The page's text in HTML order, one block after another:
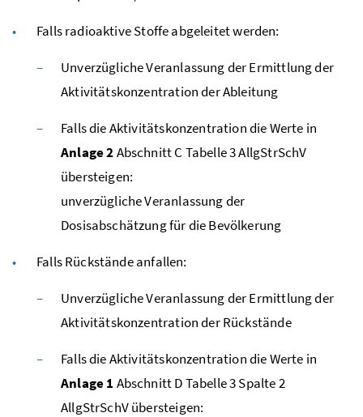
Falls radioaktive Stoffe abgeleitet werden:
Unverzügliche Veranlassung der Ermittlung der
Aktivitätskonzentration der Ableitung
Falls die Aktivitätskonzentration die Werte in
Anlage 2Abschnitt C Tabelle 3AllgStrSchV
übersteigen:
unverzügliche Veranlassung der
Dosisabschätzung für die Bevölkerung
Falls Rückstände anfallen:
Unverzügliche Veranlassung der Ermittlung der
Aktivitätskonzentration der Rückstände
Falls die Aktivitätskonzentration die Werte in
Anlage 1 Abschnitt D Tabelle 3 Spalte 2
AllgStrSchVübersteigen: